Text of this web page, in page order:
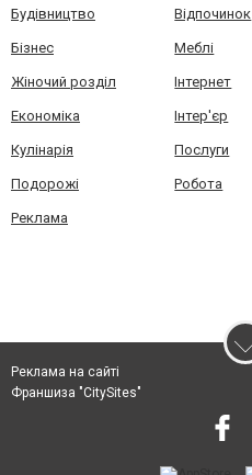
Будівництво Відпочинок
Бізнес Меблі
Жіночий розділ Інтернет
Економіка Інтер'єр
Кулінарія Послуги
Подорожі Робота
Реклама
Реклама на сайті
Франшиза "CitySites"